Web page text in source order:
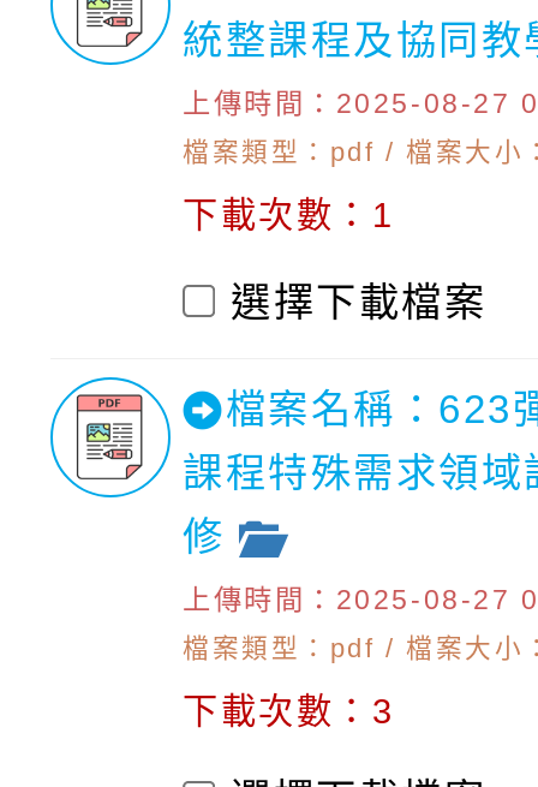
統整課程及協同
上傳時間：2025-08-27
檔案類型：pdf / 檔案大小
下載次數：1
選擇下載檔案
檔案名稱：623
課程特殊需求領
修
上傳時間：2025-08-27
檔案類型：pdf / 檔案大小
下載次數：3